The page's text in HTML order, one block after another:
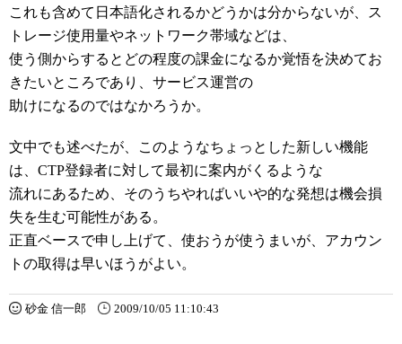
これも含めて日本語化されるかどうかは分からないが、ス
トレージ使用量やネットワーク帯域などは、
使う側からするとどの程度の課金になるか覚悟を決めてお
きたいところであり、サービス運営の
助けになるのではなかろうか。
文中でも述べたが、このようなちょっとした新しい機能
は、CTP登録者に対して最初に案内がくるような
流れにあるため、そのうちやればいいや的な発想は機会損
失を生む可能性がある。
正直ベースで申し上げて、使おうが使うまいが、アカウン
トの取得は早いほうがよい。
砂金 信一郎 2009/10/05 11:10:43